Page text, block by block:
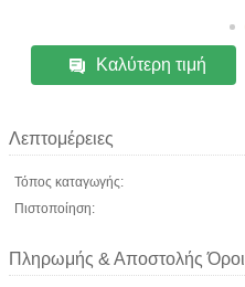
Καλύτερη τιμή
Λεπτομέρειες
Τόπος καταγωγής:
Πιστοποίηση:
Πληρωμής & Αποστολής Όροι